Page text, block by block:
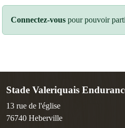
Connectez-vous pour pouvoir
Stade Valeriquais
13 rue de l'église
76740 Heberville